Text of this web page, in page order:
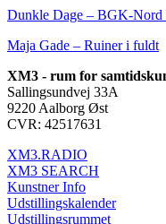
Dunkle Dage – BGK-
Maja Gade – Ruiner i fuldt
XM3 - rum for
Sallingsundvej 33A
9220 Aalborg Øst
CVR: 42517631
XM3.RADIO
XM3 SEARCH
Kunstner Info
Udstillingskalender
Udstillingsrummet